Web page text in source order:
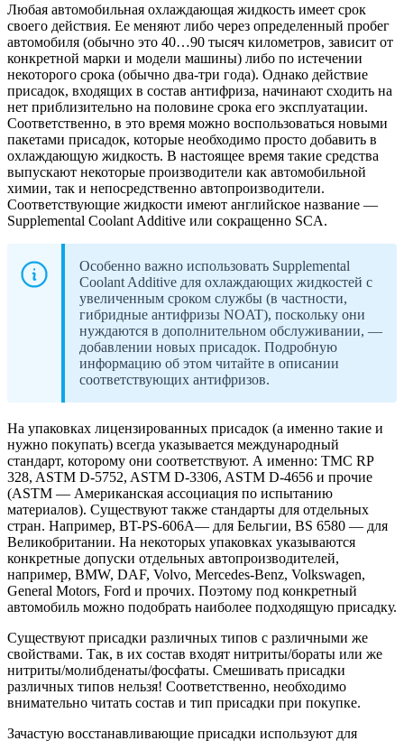
Любая автомобильная охлаждающая жидкость имеет срок
своего действия. Ее меняют либо через определенный пробег
автомобиля (обычно это 40…90 тысяч километров, зависит от
конкретной марки и модели машины) либо по истечении
некоторого срока (обычно два-три года). Однако действие
присадок, входящих в состав антифриза, начинают сходить на
нет приблизительно на половине срока его эксплуатации.
Соответственно, в это время можно воспользоваться новыми
пакетами присадок, которые необходимо просто добавить в
охлаждающую жидкость. В настоящее время такие средства
выпускают некоторые производители как автомобильной
химии, так и непосредственно автопроизводители.
Соответствующие жидкости имеют английское название —
Supplemental Coolant Additive или сокращенно SCA.
Особенно важно использовать Supplemental
Coolant Additive для охлаждающих жидкостей с
увеличенным сроком службы (в частности,
гибридные антифризы NOAT), поскольку они
нуждаются в дополнительном обслуживании, —
добавлении новых присадок. Подробную
информацию об этом читайте в описании
соответствующих антифризов.
На упаковках лицензированных присадок (а именно такие и
нужно покупать) всегда указывается международный
стандарт, которому они соответствуют. А именно: TMC RP
328, ASTM D-5752, ASTM D-3306, ASTM D-4656 и прочие
(ASTM — Американская ассоциация по испытанию
материалов). Существуют также стандарты для отдельных
стран. Например, BT-PS-606A— для Бельгии, BS 6580 — для
Великобритании. На некоторых упаковках указываются
конкретные допуски отдельных автопроизводителей,
например, BMW, DAF, Volvo, Mercedes-Benz, Volkswagen,
General Motors, Ford и прочих. Поэтому под конкретный
автомобиль можно подобрать наиболее подходящую присадку.
Существуют присадки различных типов с различными же
свойствами. Так, в их состав входят нитриты/бораты или же
нитриты/молибденаты/фосфаты. Смешивать присадки
различных типов нельзя! Соответственно, необходимо
внимательно читать состав и тип присадки при покупке.
Зачастую восстанавливающие присадки используют для